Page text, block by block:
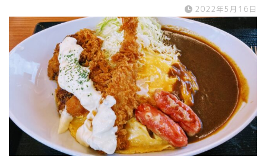
2022年5月16日